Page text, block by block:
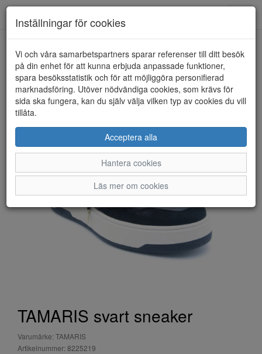
HEM TAMARIS
TAMARIS svart sneaker
Varumärke: TAMARIS
Artikelnummer: 8225219
Inställningar för cookies
Vi och våra samarbetspartners sparar referenser till ditt besök
på din enhet för att kunna erbjuda anpassade funktioner,
spara besöksstatistik och för att möjliggöra personifierad
marknadsföring. Utöver nödvändiga cookies, som krävs för
sida ska fungera, kan du själv välja vilken typ av cookies du vill
tillåta.
Acceptera alla
Hantera cookies
Läs mer om cookies